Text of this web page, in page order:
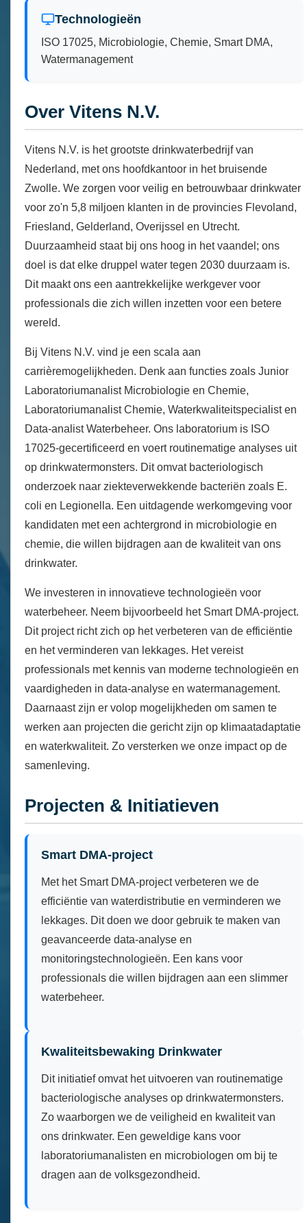
Technologieën
ISO 17025, Microbiologie, Chemie, Smart DMA,
Watermanagement
Over Vitens N.V.
Vitens N.V. is het grootste drinkwaterbedrijf van
Nederland, met ons hoofdkantoor in het bruisende
Zwolle. We zorgen voor veilig en betrouwbaar drinkwater
voor zo'n 5,8 miljoen klanten in de provincies Flevoland,
Friesland, Gelderland, Overijssel en Utrecht.
Duurzaamheid staat bij ons hoog in het vaandel; ons
doel is dat elke druppel water tegen 2030 duurzaam is.
Dit maakt ons een aantrekkelijke werkgever voor
professionals die zich willen inzetten voor een betere
wereld.
Bij Vitens N.V. vind je een scala aan
carrièremogelijkheden. Denk aan functies zoals Junior
Laboratoriumanalist Microbiologie en Chemie,
Laboratoriumanalist Chemie, Waterkwaliteitspecialist en
Data-analist Waterbeheer. Ons laboratorium is ISO
17025-gecertificeerd en voert routinematige analyses uit
op drinkwatermonsters. Dit omvat bacteriologisch
onderzoek naar ziekteverwekkende bacteriën zoals E.
coli en Legionella. Een uitdagende werkomgeving voor
kandidaten met een achtergrond in microbiologie en
chemie, die willen bijdragen aan de kwaliteit van ons
drinkwater.
We investeren in innovatieve technologieën voor
waterbeheer. Neem bijvoorbeeld het Smart DMA-project.
Dit project richt zich op het verbeteren van de efficiëntie
en het verminderen van lekkages. Het vereist
professionals met kennis van moderne technologieën en
vaardigheden in data-analyse en watermanagement.
Daarnaast zijn er volop mogelijkheden om samen te
werken aan projecten die gericht zijn op klimaatadaptatie
en waterkwaliteit. Zo versterken we onze impact op de
samenleving.
Projecten & Initiatieven
Smart DMA-project
Met het Smart DMA-project verbeteren we de
efficiëntie van waterdistributie en verminderen we
lekkages. Dit doen we door gebruik te maken van
geavanceerde data-analyse en
monitoringstechnologieën. Een kans voor
professionals die willen bijdragen aan een slimmer
waterbeheer.
Kwaliteitsbewaking Drinkwater
Dit initiatief omvat het uitvoeren van routinematige
bacteriologische analyses op drinkwatermonsters.
Zo waarborgen we de veiligheid en kwaliteit van
ons drinkwater. Een geweldige kans voor
laboratoriumanalisten en microbiologen om bij te
dragen aan de volksgezondheid.